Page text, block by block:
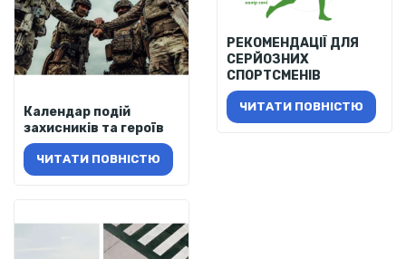
Календар подій
захисників та героїв
ЧИТАТИ ПОВНІСТЮ
РЕКОМЕНДАЦІЇ ДЛЯ
СЕРЙОЗНИХ
СПОРТСМЕНІВ
ЧИТАТИ ПОВНІСТЮ